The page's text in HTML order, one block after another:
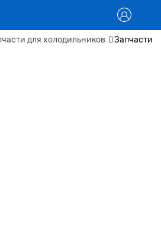
для холодильников Запчасти